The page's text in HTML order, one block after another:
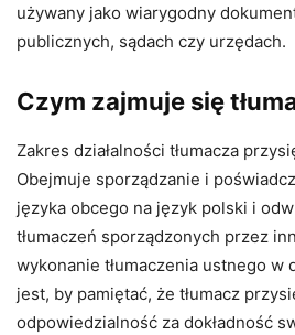
używany jako wiarygodny
publicznych, sądach czy urzędach.
Czym zajmuje się
Zakres działalności tłumacza
Obejmuje sporządzanie i
języka obcego na język polski i
tłumaczeń sporządzonych przez
wykonanie tłumaczenia ustnego w
jest, by pamiętać, że tłumacz
odpowiedzialność za dokładność